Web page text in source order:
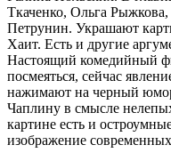
Ткаченко, Ольга
Петрунин. Украшают
Хаит. Есть и другие
Настоящий комедийный
посмеяться, сейчас
нажимают на черный
Чаплину в смысле
картине есть и
изображение